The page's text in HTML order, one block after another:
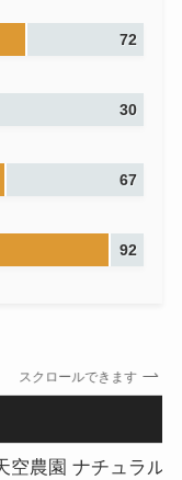
72
30
67
92
スクロールできます
空農園 ナチュラル